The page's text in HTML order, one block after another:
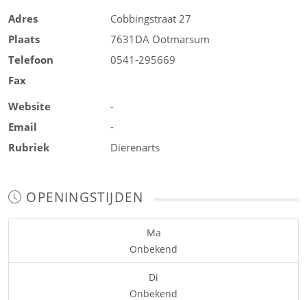
Adres
Cobbingstraat 27
Plaats
7631DA Ootmarsum
Telefoon
0541-295669
Fax
Website
-
Email
-
Rubriek
Dierenarts
OPENINGSTIJDEN
Ma
Onbekend
Di
Onbekend